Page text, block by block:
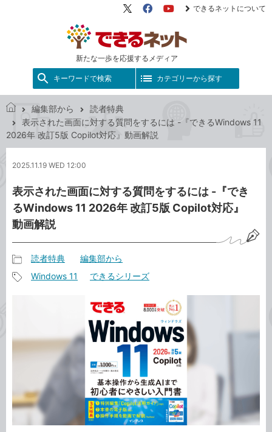
新たな一歩を応援するメディア
X（旧
FacebookYouTube
できるネットについて
キーワードで検索 カテゴリーから探す
で
き
ッ
編集部から
読者特典
表示された画面に対する質問をするには -『できるWindows 11
2026年 改訂5版 Copilot対応』動画解説
2025.11.19 WED 12:00
表示された画面に対する質問をするには -『でき
るWindows 11 2026年 改訂5版 Copilot対応』
動画解説
事
リ
読者特典 編集部から
Windows 11 できるシリーズ